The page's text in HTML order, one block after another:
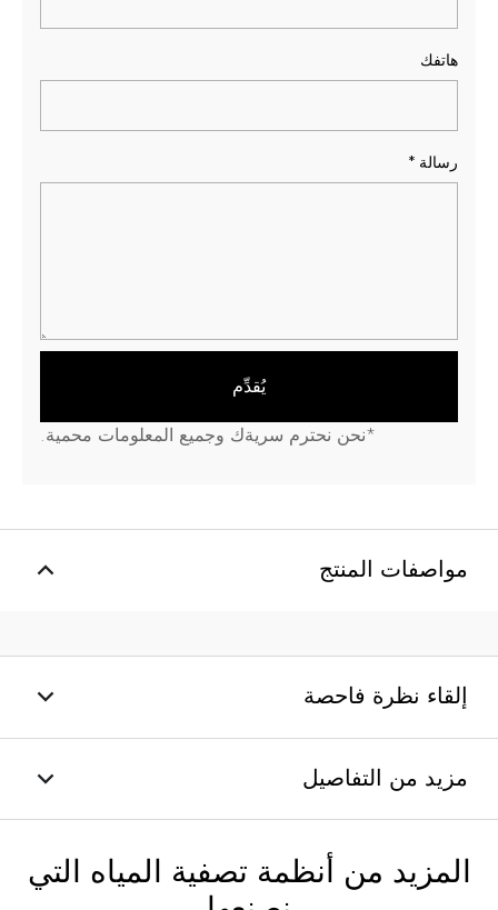
هاتفك
رسالة *
يُقدِّم
*نحن نحترم سريةك وجميع المعلومات محمية.
مواصفات المنتج
إلقاء نظرة فاحصة
مزيد من التفاصيل
المزيد من أنظمة تصفية المياه التي